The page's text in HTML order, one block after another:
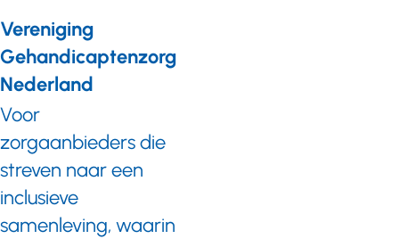
Vereniging
Gehandicaptenzorg
Nederland
Voor
zorgaanbieders die
streven naar een
inclusieve
samenleving, waarin